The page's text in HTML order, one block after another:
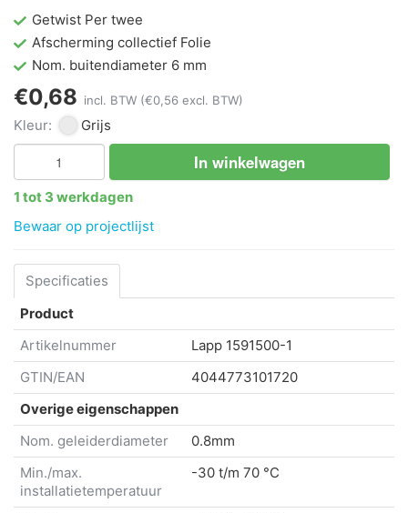
Getwist Per twee
Afscherming collectief Folie
Nom. buitendiameter 6 mm
€0,68 incl. BTW (€0,56 excl. BTW)
Kleur: Grijs
In winkelwagen
1 tot 3 werkdagen
Bewaar op projectlijst
Specificaties
Product
Artikelnummer
Lapp 1591500-1
GTIN/EAN
4044773101720
Overige eigenschappen
Nom. geleiderdiameter
0.8mm
Min./max.
installatietemperatuur
-30 t/m 70 °C